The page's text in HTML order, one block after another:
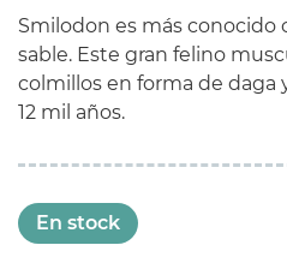
Smilodon es más
sable. Este gran felino
colmillos en forma de daga
12 mil años.
En stock